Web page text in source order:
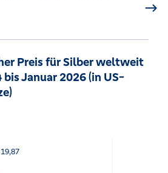
Preis für Silber weltweit
Januar 2026 (in US-
19,87